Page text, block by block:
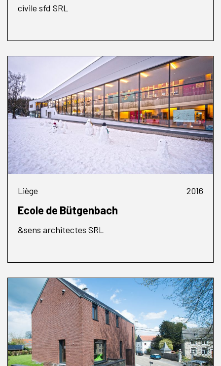
civile sfd SRL
Liège 2016
Ecole de Bütgenbach
&sens architectes SRL